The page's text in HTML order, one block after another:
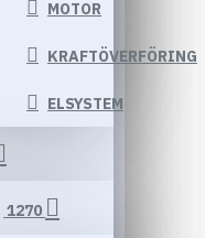
MOTOR
KRAFTÖVERFÖRING
ELSYSTEM
1270